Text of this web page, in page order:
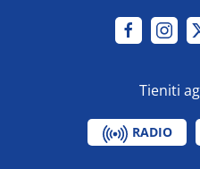
Tieniti
RADIO